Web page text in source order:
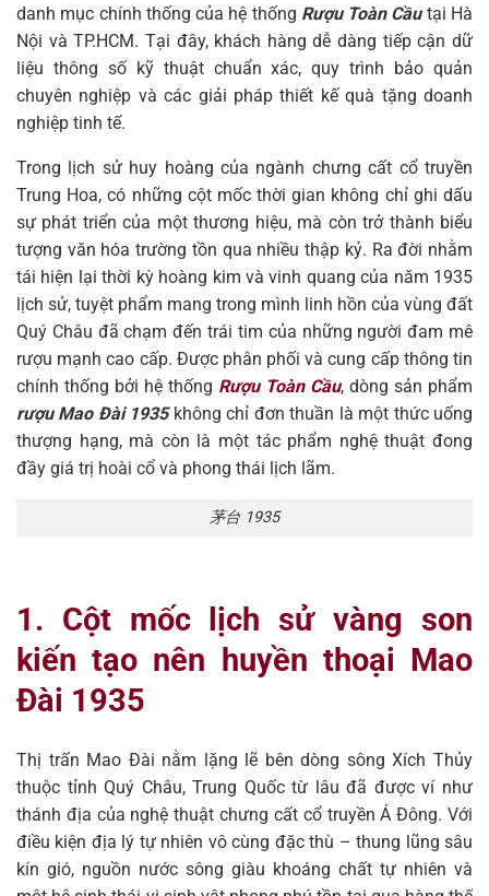
danh mục chính thống của hệ thống Rượu Toàn Cầutại Hà
Nội và TP.HCM. Tại đây, khách hàng dễ dàng tiếp cận dữ
liệu thông số kỹ thuật chuẩn xác, quy trình bảo quản
chuyên nghiệp và các giải pháp thiết kế quà tặng doanh
nghiệp tinh tế.
Trong lịch sử huy hoàng của ngành chưng cất cổ truyền
Trung Hoa, có những cột mốc thời gian không chỉ ghi dấu
sự phát triển của một thương hiệu, mà còn trở thành biểu
tượng văn hóa trường tồn qua nhiều thập kỷ. Ra đời nhằm
tái hiện lại thời kỳ hoàng kim và vinh quang của năm 1935
lịch sử, tuyệt phẩm mang trong mình linh hồn của vùng đất
Quý Châu đã chạm đến trái tim của những người đam mê
rượu mạnh cao cấp. Được phân phối và cung cấp thông tin
chính thống bởi hệ thống Rượu Toàn Cầu, dòng sản phẩm
rượu Mao Đài 1935không chỉ đơn thuần là một thức uống
thượng hạng, mà còn là một tác phẩm nghệ thuật đong
đầy giá trị hoài cổ và phong thái lịch lãm.
茅台 1935
1. Cột mốc lịch sử vàng son
kiến tạo nên huyền thoại Mao
Đài 1935
Thị trấn Mao Đài nằm lặng lẽ bên dòng sông Xích Thủy
thuộc tỉnh Quý Châu, Trung Quốc từ lâu đã được ví như
thánh địa của nghệ thuật chưng cất cổ truyền Á Đông. Với
điều kiện địa lý tự nhiên vô cùng đặc thù – thung lũng sâu
kín gió, nguồn nước sông giàu khoáng chất tự nhiên và